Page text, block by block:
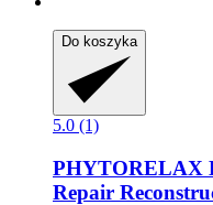
Do koszyka
5.0 (1)
PHYTORELAX
Repair